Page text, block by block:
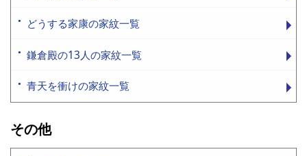
どうする家康の家紋一覧
鎌倉殿の13人の家紋一覧
青天を衝けの家紋一覧
その他